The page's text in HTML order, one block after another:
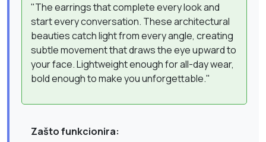
"The earrings that complete every look and
start every conversation. These architectural
beauties catch light from every angle, creating
subtle movement that draws the eye upward to
your face. Lightweight enough for all-day wear,
bold enough to make you unforgettable."
Zašto funkcionira: